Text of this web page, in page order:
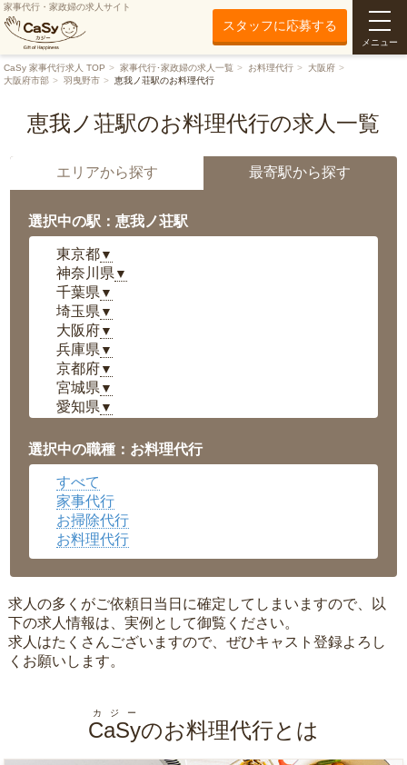
家事代行・家政婦の求人サイト
スタッフに応募する
メニュー
CaSy 家事代行求人 TOP 家事代行･家政婦の求人一覧 お料理代行
大阪府
大阪府市部
羽曳野市 恵我ノ荘駅のお料理代行
恵我ノ荘駅のお料理代行の求人一覧
エリアから探す 最寄駅から探す
選択中の駅：恵我ノ荘駅
東京都▼
神奈川県 ▼
千葉県 ▼
埼玉県 ▼
大阪府▼
兵庫県 ▼
京都府▼
宮城県 ▼
愛知県 ▼
岡山県▼
広島県▼
沖縄県
選択中の職種：お料理代行
すべて
家事代行
お掃除代行
お料理代行
求人の多くがご依頼日当日に確定してしまいますので、以
下の求人情報は、実例として御覧ください。
求人はたくさんございますので、ぜひキャスト登録よろし
くお願いします。
CaSy
カジー
のお料理代行とは